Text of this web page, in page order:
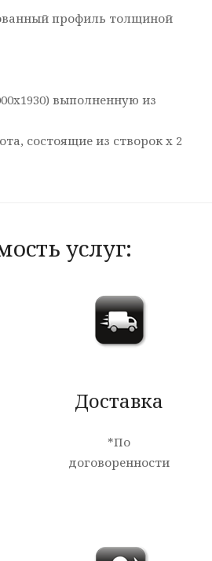
профиль толщиной
выполненную из
состоящие из створок х 2
услуг:
Доставка
*По
договоренности